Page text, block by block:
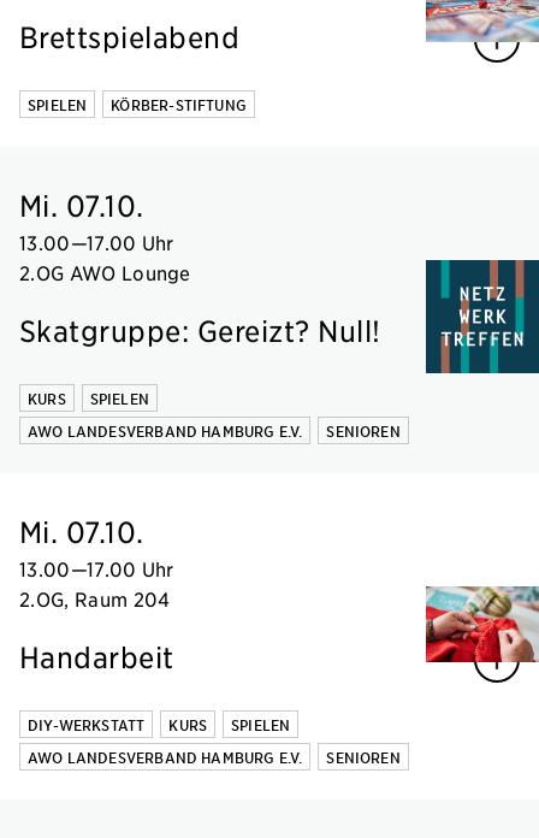
Brettspielabend
SPIELEN KÖRBER-STIFTUNG
Mi. 07.10.
13.00—17.00 Uhr
2.OG AWO Lounge
Skatgruppe: Gereizt? Null!
KURS
SPIELEN
AWO LANDESVERBAND HAMBURG E.V.
SENIOREN
Mi. 07.10.
13.00—17.00 Uhr
2.OG, Raum 204
Handarbeit
DIY-WERKSTATT KURS
SPIELEN
AWO LANDESVERBAND HAMBURG E.V.
SENIOREN